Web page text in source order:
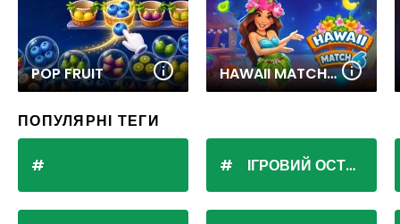
POP FRUIT HAWAII MATCH 6
ПОПУЛЯРНІ ТЕГИ
ІГРОВИЙ ОСТРІВ